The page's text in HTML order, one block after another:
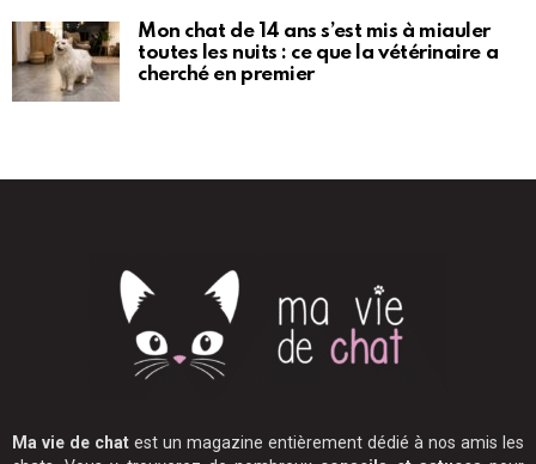
Mon chat de 14 ans s’est mis à miauler
toutes les nuits : ce que la vétérinaire a
cherché en premier
Ma vie de chat est un magazine entièrement dédié à nos amis les